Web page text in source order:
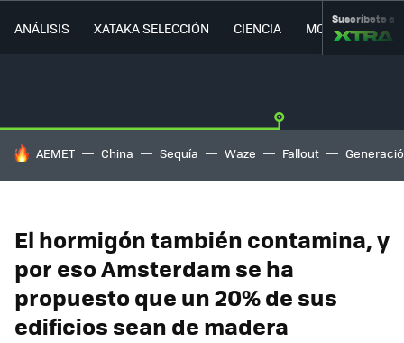
ANÁLISIS XATAKA SELECCIÓN CIENCIA MOVILIDAD
Suscríbete a
HOY SE HABLA DE
AEMET China Sequía Waze Fallout
El hormigón también contamina, y
por eso Amsterdam se ha
propuesto que un 20% de sus
edificios sean de madera